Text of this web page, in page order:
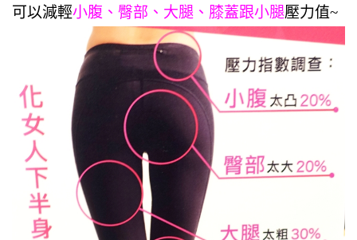
可以減輕小腹、臀部、大腿、膝蓋跟小腿壓力值~